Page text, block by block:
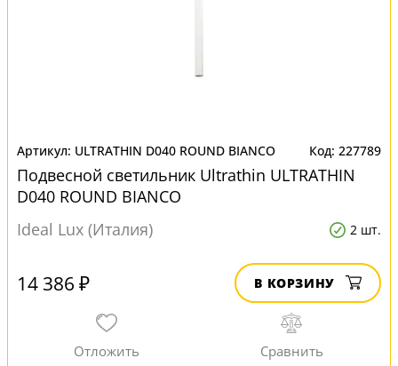
ULTRATHIN D040 ROUND BIANCO 227789
Подвесной светильник Ultrathin ULTRATHIN
D040 ROUND BIANCO
Ideal Lux (Италия)
2 шт.
14 386 ₽ В КОРЗИНУ